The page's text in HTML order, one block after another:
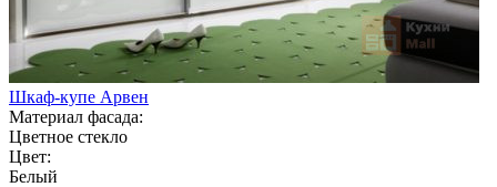
Шкаф-купе Арвен
Материал фасада:
Цветное стекло
Цвет:
Белый